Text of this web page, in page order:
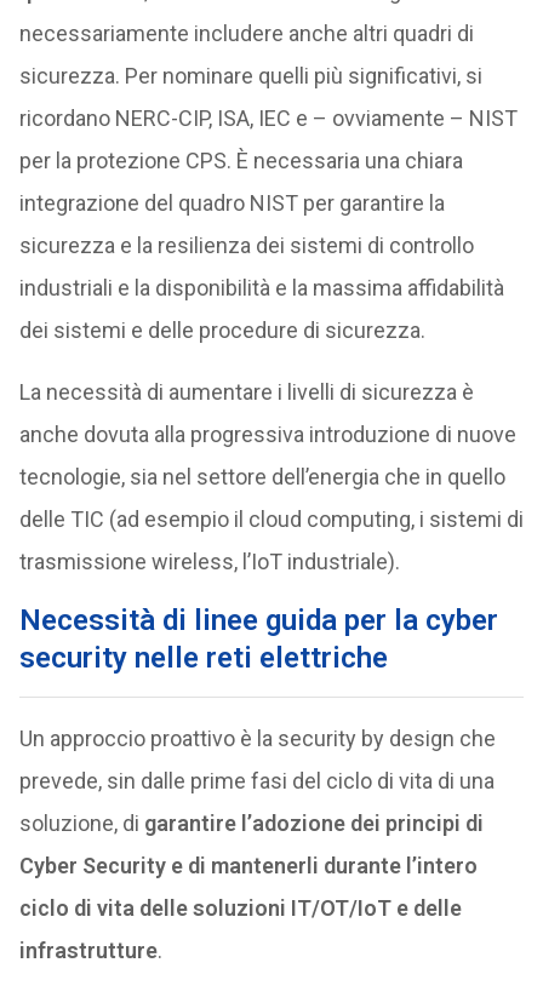
necessariamente includere anche altri quadri di
sicurezza. Per nominare quelli più significativi, si
ricordano NERC-CIP, ISA, IEC e – ovviamente – NIST
per la protezione CPS. È necessaria una chiara
integrazione del quadro NIST per garantire la
sicurezza e la resilienza dei sistemi di controllo
industriali e la disponibilità e la massima affidabilità
dei sistemi e delle procedure di sicurezza.
La necessità di aumentare i livelli di sicurezza è
anche dovuta alla progressiva introduzione di nuove
tecnologie, sia nel settore dell’energia che in quello
delle TIC (ad esempio il cloud computing, i sistemi di
trasmissione wireless, l’IoT industriale).
Necessità di linee guida per la cyber
security nelle reti elettriche
Un approccio proattivo è la security by design che
prevede, sin dalle prime fasi del ciclo di vita di una
soluzione, di garantire l’adozione dei principi di
Cyber Security e di mantenerli durante l’intero
ciclo di vita delle soluzioni IT/OT/IoT e delle
infrastrutture.